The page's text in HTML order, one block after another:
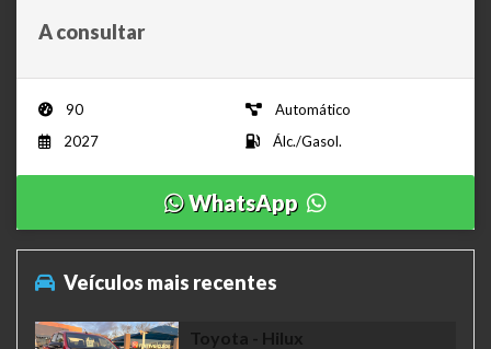
A consultar
90
Automático
2027
Álc./Gasol.
WhatsApp
Veículos mais recentes
Toyota - Hilux